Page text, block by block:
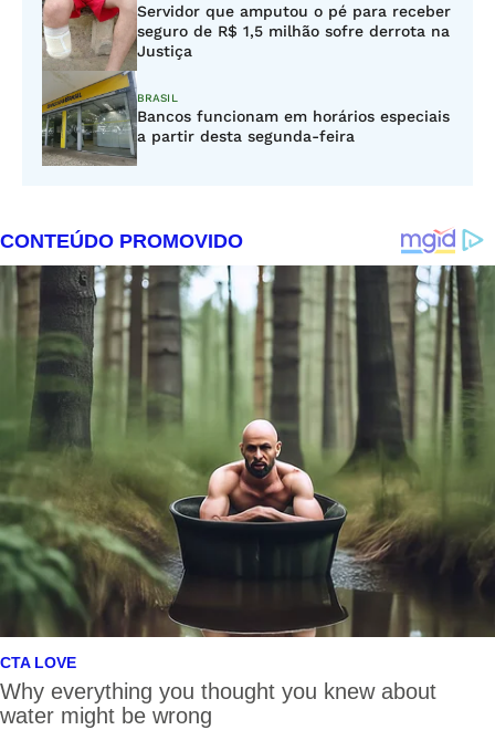
Servidor que amputou o pé para receber
seguro de R$ 1,5 milhão sofre derrota na
Justiça
BRASIL
Bancos funcionam em horários especiais
a partir desta segunda-feira